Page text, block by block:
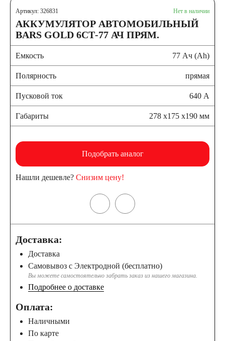
Артикул: 326831 Нет в наличии
АККУМУЛЯТОР АВТОМОБИЛЬНЫЙ
BARS GOLD 6СТ-77 АЧ ПРЯМ.
Емкость 77 Ач (Ah)
Полярность прямая
Пусковой ток 640 А
Габариты 278 x175 x190 мм
Подобрать аналог
Нашли дешевле? Снизим цену!
Доставка:
Доставка
Самовывоз с Электродной (бесплатно)
Вы можете самостоятельно забрать заказ из нашего магазина.
Подробнее о доставке
Оплата:
Наличными
По карте